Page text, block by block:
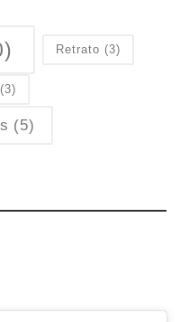
Retrato (3)
(3)
(5)